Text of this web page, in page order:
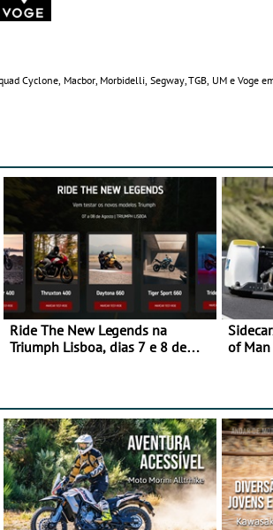
Cyclone, Macbor, Morbidelli, Segway, TGB, UM e Voge
Ride The New Legends na
Triumph Lisboa, dias 7 e 8 de
of Man